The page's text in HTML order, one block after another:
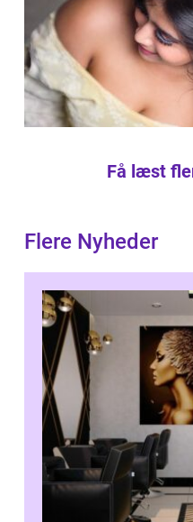
Få læst
Flere Nyheder